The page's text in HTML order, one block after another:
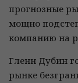
прогнозные
мощно
компанию на
Гленн Дубин
рынке